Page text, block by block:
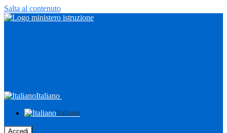
Salta al contenuto
Italiano
Italiano
Accedi